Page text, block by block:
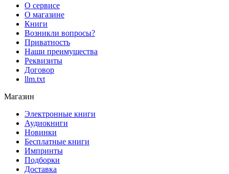
О сервисе
О магазине
Книги
Возникли вопросы?
Приватность
Наши преимущества
Реквизиты
Договор
llm.txt
Магазин
Электронные книги
Аудиокниги
Новинки
Бесплатные книги
Импринты
Подборки
Доставка